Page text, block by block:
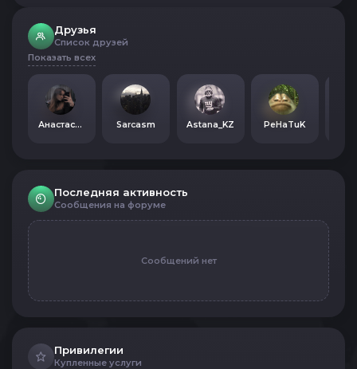
Друзья
Список друзей
Показать всех
Анастасия Новикова Sarcasm Astana_KZ PeHaTuK
Последняя активность
Сообщения на форуме
Сообщений нет
Привилегии
Купленные услуги